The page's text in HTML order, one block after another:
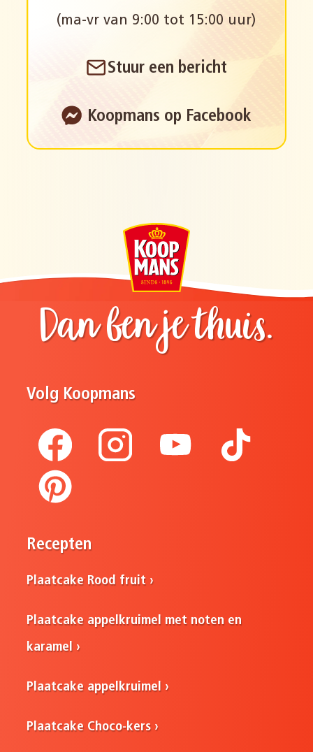
(ma-vr van 9:00 tot 15:00 uur)
Stuur een bericht
Koopmans op Facebook
Dan ben je thuis.
Volg Koopmans
Recepten
Plaatcake Rood fruit
Plaatcake appelkruimel met noten en
karamel
Plaatcake appelkruimel
Plaatcake Choco-kers